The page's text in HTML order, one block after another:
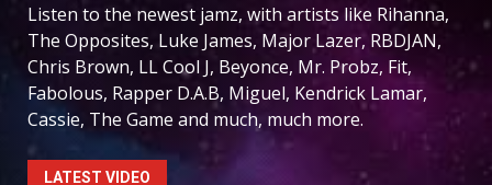
Listen to the newest jamz, with artists like Rihanna,
The Opposites, Luke James, Major Lazer, RBDJAN,
Chris Brown, LL Cool J, Beyonce, Mr. Probz, Fit,
Fabolous, Rapper D.A.B, Miguel, Kendrick Lamar,
Cassie, The Game and much, much more.
LATEST VIDEO